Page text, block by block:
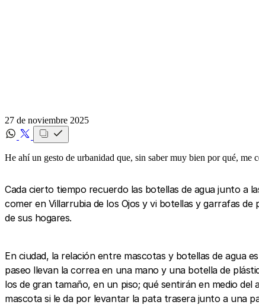
27 de noviembre 2025
He ahí un gesto de urbanidad que, sin saber muy bien por qué, me
Cada cierto tiempo recuerdo las botellas de agua junto a
comer en Villarrubia de los Ojos y vi botellas y garrafas
de sus hogares.
En ciudad, la relación entre mascotas y botellas de agua
paseo llevan la correa en una mano y una botella de
los de gran tamaño, en un piso; qué sentirán en medio
mascota si le da por levantar la pata trasera junto a una